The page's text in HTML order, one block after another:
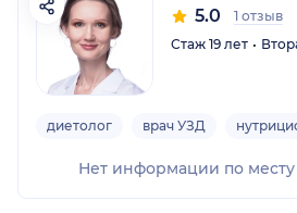
5.0
1 отзыв
Стаж 19 лет
диетолог врач УЗД
Нет информации по месту